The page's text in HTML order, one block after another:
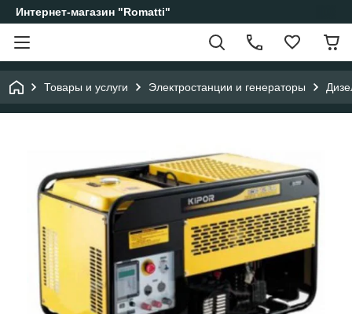
Интернет-магазин "Romatti"
Товары и услуги Электростанции и генераторы